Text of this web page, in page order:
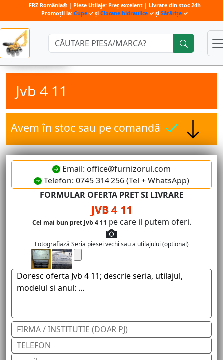
Căutare:
Jvb 4 11
Avem în stoc sau pe comandă
Email: office@furnizorul.com
Telefon: 0745 314 256 (Tel + WhatsApp)
FORMULAR OFERTA PRET SI LIVRARE
JVB 4 11
Cel mai bun pret Jvb 4 11 pe care il putem oferi.
Fotografiază Seria piesei vechi sau a utilajului (optional)
FRZ România® | Piese Utilaje: Preț excelent | Livrare din stoc 24h
Promoții la: Cupe ✓ și Ciocane hidraulice ✓ și Sărărițe ✓